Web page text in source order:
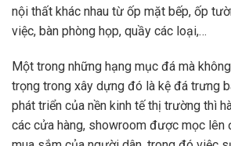
nội thất khác nhau từ ốp mặt bếp, ốp
việc, bàn phòng họp, quầy các loại,…
Một trong những hạng mục đá mà
trọng trong xây dựng đó là kệ đá trưng
phát triển của nền kinh tế thị trường thì
các cửa hàng, showroom được mọc lên